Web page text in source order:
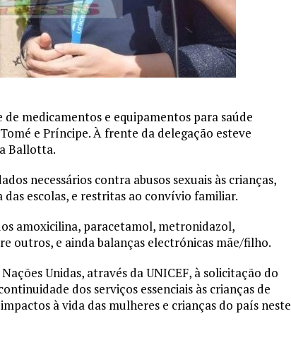
medicamentos e equipamentos para saúde
e Príncipe. À frente da delegação esteve
Ballotta.
necessários contra abusos sexuais às crianças,
escolas, e restritas ao convívio familiar.
amoxicilina, paracetamol, metronidazol,
outros, e ainda balanças electrónicas mãe/filho.
Unidas, através da UNICEF, à solicitação do
dos serviços essenciais às crianças de
à vida das mulheres e crianças do país neste